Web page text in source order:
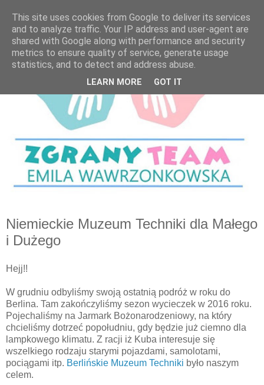
Niemieckie Muzeum Techniki dla Małego
i Dużego
Hejj!!
W grudniu odbyliśmy swoją ostatnią podróż w roku do
Berlina. Tam zakończyliśmy sezon wycieczek w 2016 roku.
Pojechaliśmy na Jarmark Bożonarodzeniowy, na który
chcieliśmy dotrzeć popołudniu, gdy będzie już ciemno dla
lampkowego klimatu. Z racji iż Kuba interesuje się
wszelkiego rodzaju starymi pojazdami, samolotami,
pociągami itp. Berlińskie Muzeum Techniki było naszym
celem.
This site uses cookies from Google to deliver its services
and to analyze traffic. Your IP address and user-agent are
shared with Google along with performance and security
metrics to ensure quality of service, generate usage
statistics, and to detect and address abuse.
LEARN MORE GOT IT